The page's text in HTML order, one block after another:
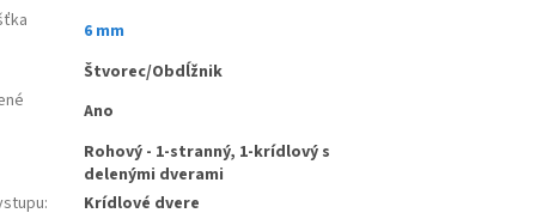
6 mm
Štvorec/Obdĺžnik
Ano
Rohový - 1-stranný, 1-krídlový s
delenými dverami
:
Krídlové dvere